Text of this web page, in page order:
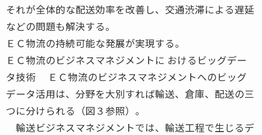
それが全体的な配送効率を改善し、交通渋滞による遅延
などの問題も解決する。
ＥＣ物流の持続可能な発展が実現する。
ＥＣ物流のビジネスマネジメントに おけるビッグデー
タ技術 ＥＣ物流のビジネスマネジメントへのビッグ
データ活用は、分野を大別すれば輸送、倉庫、配送の三
つに分けられる（図３参照）。
輸送ビジネスマネジメントでは、輸送工程で生じるデ